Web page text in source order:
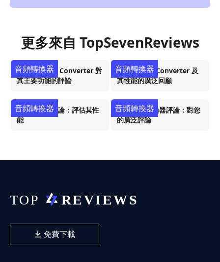
更多來自 TopSevenReviews
Prism Video Converter 對
其主要功能的評論
音頻轉換器
Miro Video Converter 及
其性能的廣泛回顧
音頻轉換器
廣泛的手剎評論：評估其性
能
音頻轉換器
AVS 視頻轉換器評論：對您
的廣泛評論
音頻轉換器
免費下載